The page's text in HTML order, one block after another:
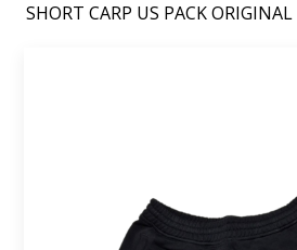
SHORT CARP US PACK